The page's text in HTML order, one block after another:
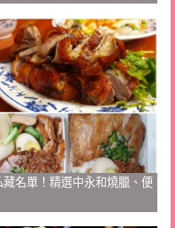
名單！精選中永和燒臘、便